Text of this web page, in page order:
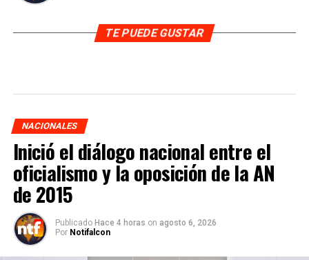
TE PUEDE GUSTAR
NACIONALES
Inició el diálogo nacional entre el
oficialismo y la oposición de la AN
de 2015
Publicado Hace 4 horas on agosto 6, 2026
Por Notifalcon